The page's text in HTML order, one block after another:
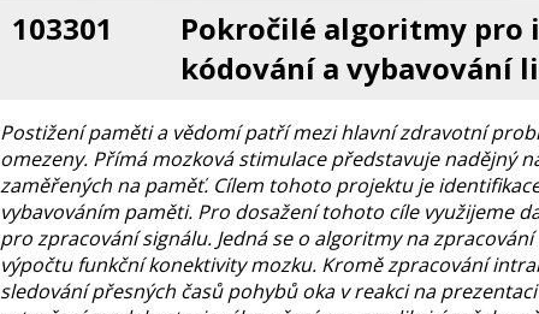
103301
Pokročilé algoritmy
kódování a vybavování
Postižení paměti a vědomí patří mezi hlavní zdravotní
omezeny. Přímá mozková stimulace představuje nadějný
zaměřených na paměť. Cílem tohoto projektu je
vybavováním paměti. Pro dosažení tohoto cíle využijeme
pro zpracování signálu. Jedná se o algoritmy na
výpočtu funkční konektivity mozku. Kromě zpracování
sledování přesných časů pohybů oka v reakci na